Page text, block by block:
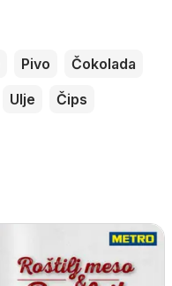
Pivo
Čokolada
Ulje
Čips